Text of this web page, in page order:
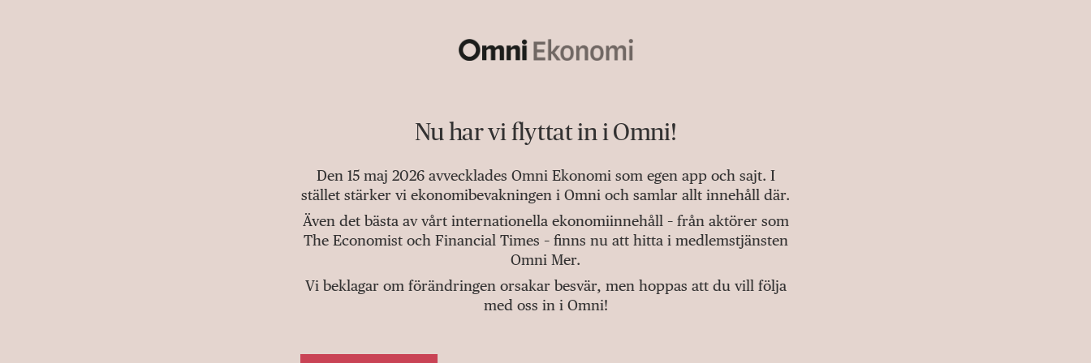
Nu har vi flyttat in i Omni!
Den 15 maj 2026 avvecklades Omni Ekonomi som egen app och sajt. I
stället stärker vi ekonomibevakningen i Omni och samlar allt innehåll där.
Även det bästa av vårt internationella ekonomiinnehåll – från aktörer som
The Economist och Financial Times – finns nu att hitta i medlemstjänsten
Omni Mer.
Vi beklagar om förändringen orsakar besvär, men hoppas att du vill följa
med oss in i Omni!